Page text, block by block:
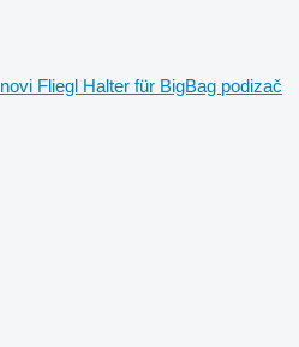
novi Fliegl Halter für BigBag podizač